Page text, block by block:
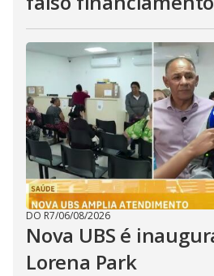
DO R7/06/08/2026
Nova UBS é
Lorena Park